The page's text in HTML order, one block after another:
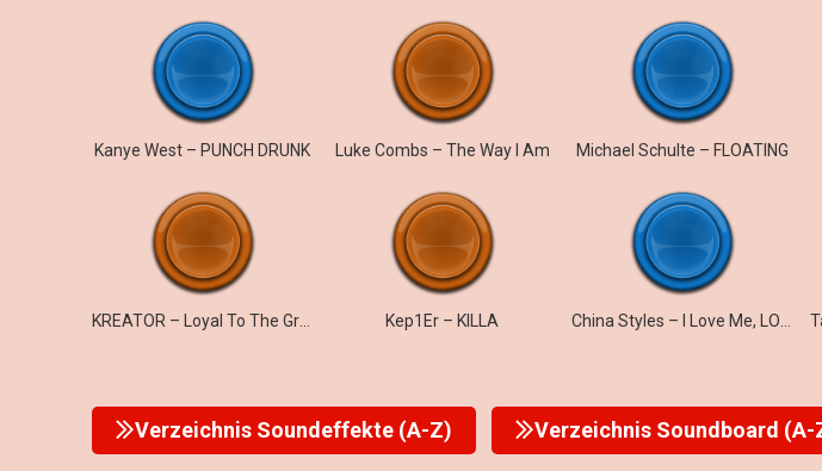
Kanye West – PUNCH DRUNK Luke Combs – The Way I Am Michael Schulte – FLOATING
Kep1Er – KILLA
Verzeichnis Soundeffekte (A-Z) Verzeichnis Soundboard (A-